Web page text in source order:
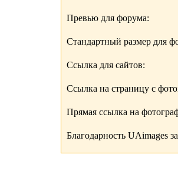
Превью для форума:
Стандартный размер для
Ссылка для сайтов:
Ссылка на страницу с
Прямая ссылка на
Благодарность UAimages